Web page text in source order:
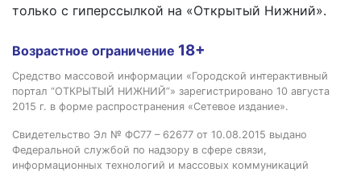
только с гиперссылкой на «Открытый Нижний».
Возрастное ограничение 18+
Средство массовой информации «Городской интерактивный
портал “ОТКРЫТЫЙ НИЖНИЙ”» зарегистрировано 10 августа
2015 г. в форме распространения «Сетевое издание».
Свидетельство Эл № ФС77 – 62677 от 10.08.2015 выдано
Федеральной службой по надзору в сфере связи,
информационных технологий и массовых коммуникаций